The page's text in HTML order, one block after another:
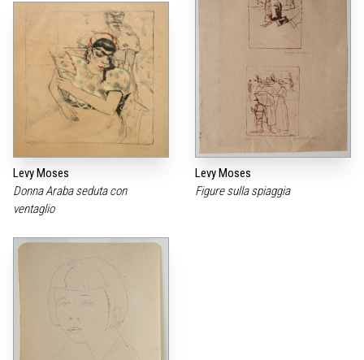
Levy Moses
Donna Araba seduta con
ventaglio
Levy Moses
Figure sulla spiaggia